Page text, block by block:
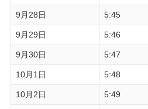
9月28日 5:45
9月29日 5:46
9月30日 5:47
10月1日 5:48
10月2日 5:49